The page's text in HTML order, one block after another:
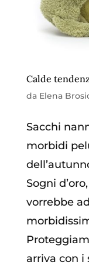
Calde
da Elena
Sacchi
morbidi
Sogni
vorrebbe
arriva con i